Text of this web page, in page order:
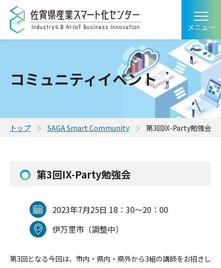
メニュー
コミュニティイベント
トップ SAGA Smart Community 第3回IX-Party勉強会
第3回IX-Party勉強会
2023年7月25日 18：30～20：00
伊万里市（調整中）
第3回となる今回は、市内・県内・県外から3組の講師をお招きし